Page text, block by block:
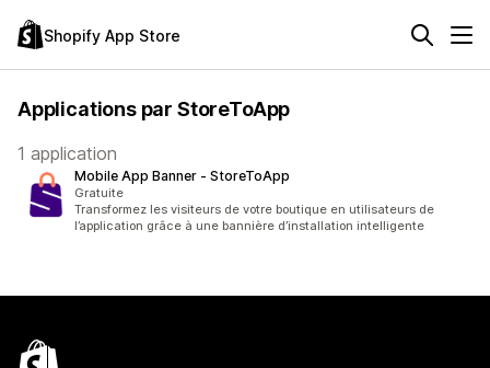
Shopify App Store
Applications par StoreToApp
1 application
Mobile App Banner ‑ StoreToApp
Gratuite
Transformez les visiteurs de votre boutique en utilisateurs de
l’application grâce à une bannière d’installation intelligente